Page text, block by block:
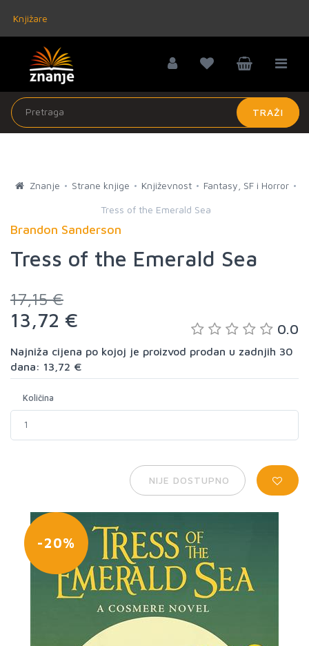
Knjižare
TRAŽI
Znanje Strane knjige Književnost Fantasy, SF i Horror
Tress of the Emerald Sea
Brandon Sanderson
Tress of the Emerald Sea
17,15 €
13,72 € 0.0
Najniža cijena po kojoj je proizvod prodan u zadnjih 30
dana: 13,72 €
Količina
NIJE DOSTUPNO
-20%